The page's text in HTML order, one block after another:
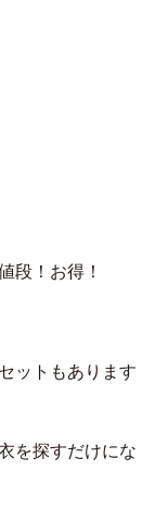
段！お得！
ットもあります
を探すだけにな